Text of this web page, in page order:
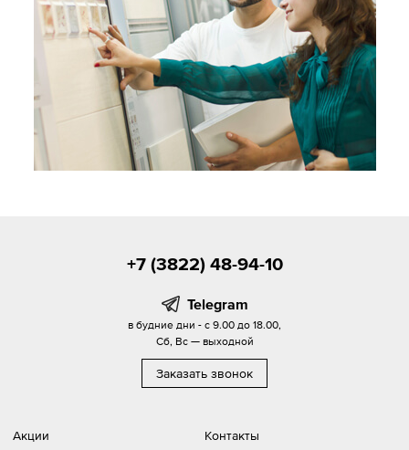
Акции Контакты
+7 (3822) 48-94-10
Telegram
в будние дни - с 9.00 до 18.00,
Сб, Вс — выходной
Заказать звонок